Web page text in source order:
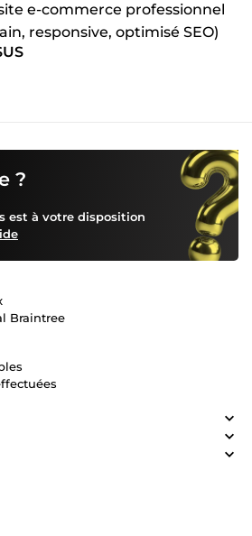
e-commerce professionnel
responsive, optimisé SEO)
?
est à votre disposition
Braintree